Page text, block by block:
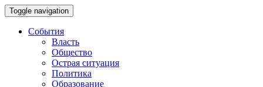
Toggle navigation
События
Власть
Общество
Острая ситуация
Политика
Образование